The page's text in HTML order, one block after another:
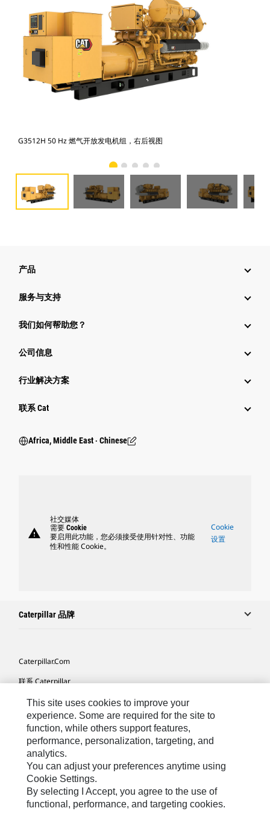
G3512H 50 Hz 燃气开放发电机组，右后视图
产品
服务与支持
我们如何帮助您？
公司信息
行业解决方案
行业
联系 Cat
Africa, Middle East ‧ Chinese
warning
社交媒体
需要 Cookie
要启用此功能，您必须接受使用针对性、功能
性和性能 Cookie。
Cookie
设置
Caterpillar 品牌
Caterpillar.com
联系 Caterpillar
我的营销首选项
站点地图
Cookie Settings
法律
隐私
This site uses cookies to improve your
experience. Some are required for the site to
function, while others support features,
performance, personalization, targeting, and
analytics.
You can adjust your preferences anytime using
Cookie Settings.
By selecting I Accept, you agree to the use of
functional, performance, and targeting cookies.